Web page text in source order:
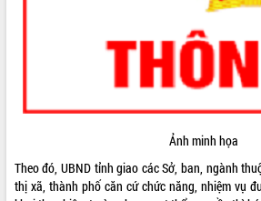
Ảnh minh họa
Theo đó, UBND tỉnh giao các Sở, ban, ngành
thị xã, thành phố căn cứ chức năng, nhiệm vụ